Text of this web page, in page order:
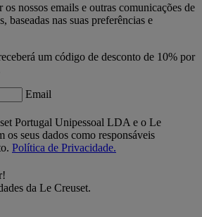
os nossos emails e outras comunicações de
baseadas nas suas preferências e
um código de desconto de 10% por
Email
Portugal Unipessoal LDA e o Le
seus dados como responsáveis
Política de Privacidade.
da Le Creuset.